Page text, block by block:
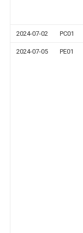
2024-07-02 PC01
2024-07-05 PE01